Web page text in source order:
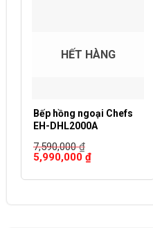
HẾT HÀNG
Bếp hồng ngoại Chefs
EH-DHL2000A
7,590,000₫
Giá
gốc
là:
5,990,000 ₫Giá
tại